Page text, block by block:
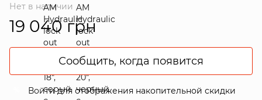
Нет в наличии
19 040 грн
Сообщить, когда появится
Войтидля отображения накопительной скидки